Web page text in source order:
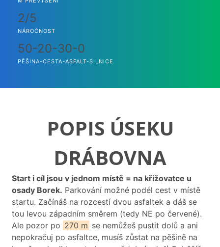
2/5
NÁROČNOST
50-20-30-0
PĚŠINA-CESTA-ASFALT-SILNICE
POPIS ÚSEKU
DRÁBOVNA
Start i cíl jsou v jednom místě = na křižovatce u
osady Borek. Parkování možné podél cest v místě
startu. Začínáš na rozcestí dvou asfaltek a dáš se
tou levou západním směrem (tedy NE po červené).
Ale pozor po 270 m se nemůžeš pustit dolů a ani
nepokračuj po asfaltce, musíš zůstat na pěšině na